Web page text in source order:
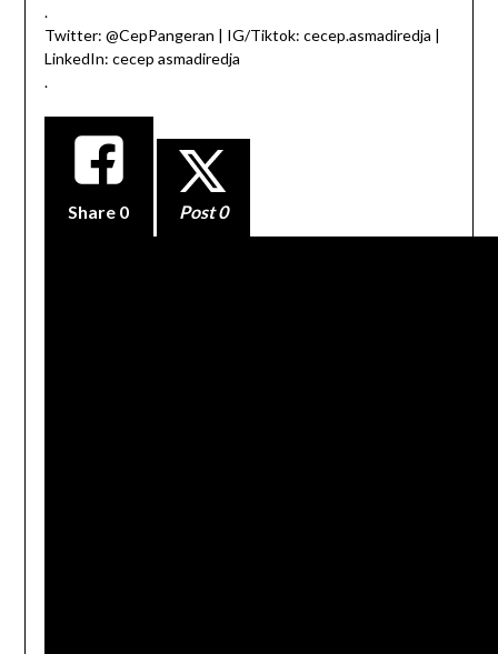
.
Twitter: @CepPangeran | IG/Tiktok: cecep.asmadiredja |
LinkedIn: cecep asmadiredja
.
Share 0 Post 0